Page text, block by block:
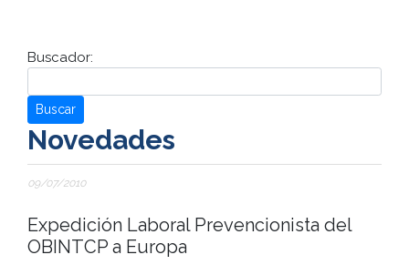
Buscador:
Buscar
Novedades
09/07/2010
Expedición Laboral Prevencionista del
OBINTCP a Europa